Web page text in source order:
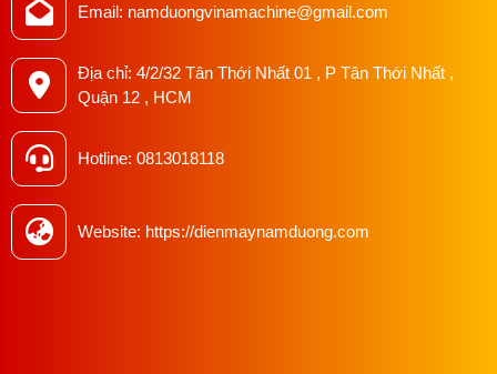
Email: namduongvinamachine@gmail.com
Địa chỉ: 4/2/32 Tân Thới Nhất 01 , P Tân Thới Nhất ,
Quận 12 , HCM
Hotline: 0813018118
Website: https://dienmaynamduong.com